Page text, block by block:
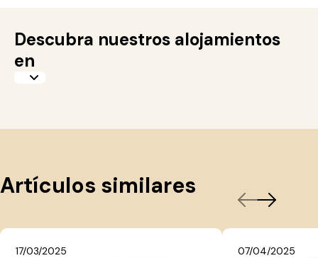
Descubra nuestros alojamientos
en
Artículos similares
17/03/2025
07/04/2025